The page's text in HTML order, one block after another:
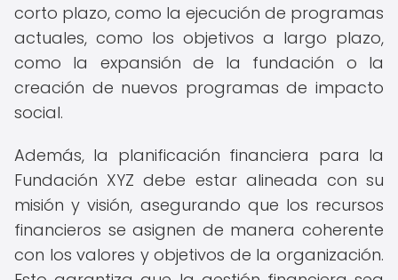
corto plazo, como la ejecución de programas
actuales, como los objetivos a largo plazo,
como la expansión de la fundación o la
creación de nuevos programas de impacto
social.
Además, la planificación financiera para la
Fundación XYZ debe estar alineada con su
misión y visión, asegurando que los recursos
financieros se asignen de manera coherente
con los valores y objetivos de la organización.